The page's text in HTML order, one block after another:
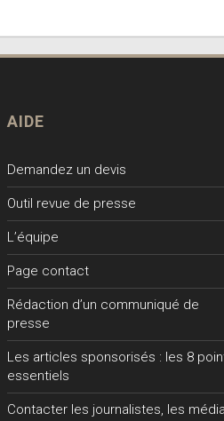
AIDE
Demandez un devis
Outil revue de presse
L’équipe
Page contact
Rédaction d’un communiqué de
presse
Les articles sponsorisés : les 8
essentiels
Contacter les journalistes, les